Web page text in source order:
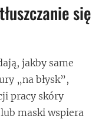
się
jakby same
„na błysk”,
pracy skóry
maski wspiera